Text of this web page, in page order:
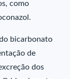
como
bicarbonato
de
dos